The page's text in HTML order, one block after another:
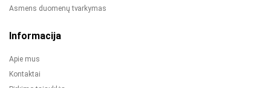
Asmens duomenų tvarkymas
Informacija
Apie mus
Kontaktai